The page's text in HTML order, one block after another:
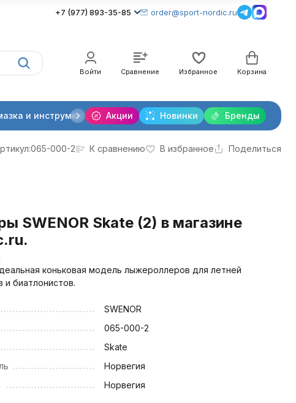
+7 (977) 893-35-85 order@sport-nordic.ru
Войти Сравнение Избранное Корзина
Акции Новинки Бренды
и инструменты Крепления лыжные Очки и линзы
065-000-2 К сравнению В избранное Поделиться
SWENOR Skate (2) в магазине
коньковая модель лыжероллеров для летней
и биатлонистов.
SWENOR
065-000-2
Skate
Норвегия
Норвегия